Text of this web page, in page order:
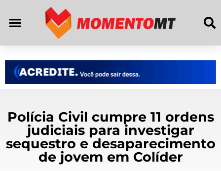
Polícia Civil cumpre 11 ordens
judiciais para investigar
sequestro e desaparecimento
de jovem em Colíder